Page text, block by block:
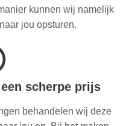
kunnen wij namelijk
jou opsturen.
scherpe prijs
behandelen wij deze